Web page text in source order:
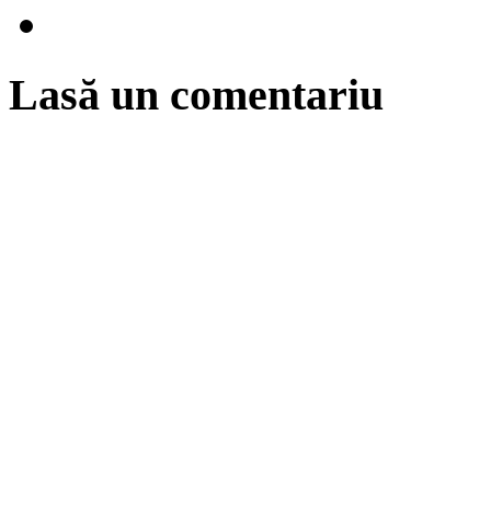
Lasă un comentariu